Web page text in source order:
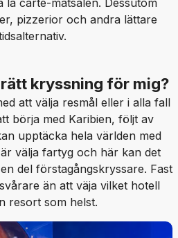
la carte-matsalen. Dessutom
pizzerior och andra lättare
kryssning för mig?
att välja resmål eller i alla fall
börja med Karibien, följt av
upptäcka hela världen med
välja fartyg och här kan det
del förstagångskryssare. Fast
än att väja vilket hotell
resort som helst.